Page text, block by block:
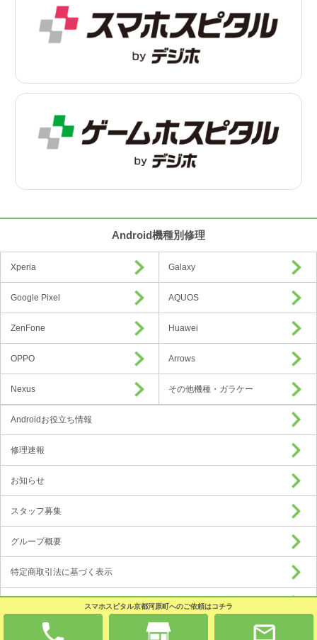
スマホスピタル京都河原町へのご依頼はコチラ
Android機種別修理
Xperia Galaxy
Google Pixel AQUOS
ZenFone Huawei
OPPO Arrows
Nexus その他機種・ガラケー
Androidお役立ち情報
修理速報
お知らせ
スタッフ募集
グループ概要
特定商取引法に基づく表示
プライバシーポリシー
加盟店募集